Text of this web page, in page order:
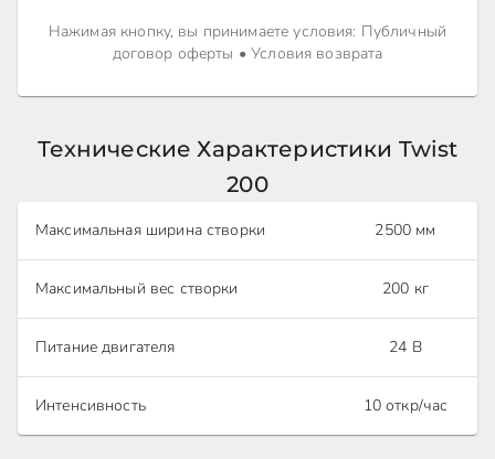
Нажимая кнопку, вы принимаете условия: Публичный
договор оферты •Условия возврата
Технические Характеристики Twist
200
Максимальная ширина створки 2500 мм
Максимальный вес створки 200 кг
Питание двигателя 24 В
Интенсивность 10 откр/час